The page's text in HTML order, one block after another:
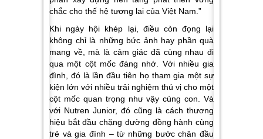
chắc cho thế hệ tương lai của Việt Nam.”
Khi ngày hội khép lại, điều còn đọng lại
không chỉ là những bức ảnh hay phần quà
mang về, mà là cảm giác đã cùng nhau đi
qua một cột mốc đáng nhớ. Với nhiều gia
đình, đó là lần đầu tiên họ tham gia một sự
kiện lớn với nhiều trải nghiệm thú vị cho một
cột mốc quan trọng như vậy cùng con. Và
với Nutren Junior, đó cũng là cách thương
hiệu bắt đầu chặng đường đồng hành cùng
trẻ và gia đình – từ những bước chân đầu